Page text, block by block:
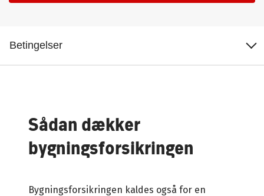
Tilvælg flere dækninger
Europæisk virksomhed
Spørgsmål og svar
Sådan dækker
bygningsforsikringen
Bygningsforsikringen kaldes også for en